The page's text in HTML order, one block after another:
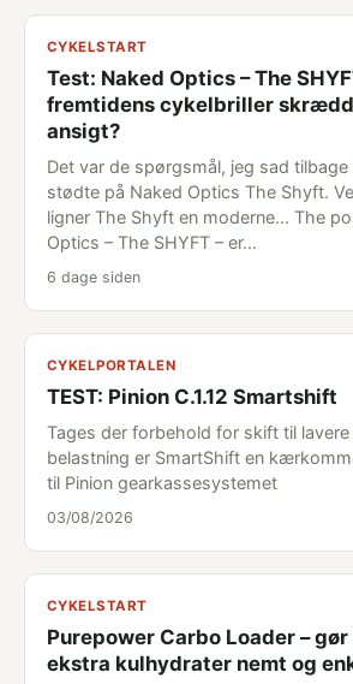
CYKELSTART
Test: Naked Optics – The
fremtidens cykelbriller
ansigt?
Det var de spørgsmål, jeg sad tilbage
stødte på Naked Optics The Shyft.
ligner The Shyft en moderne... The
Optics – The SHYFT – er…
6 dage siden
CYKELPORTALEN
TEST: Pinion C.1.12 Smartshift
Tages der forbehold for skift til lavere
belastning er SmartShift en
til Pinion gearkassesystemet
03/08/2026
CYKELSTART
Purepower Carbo Loader –
ekstra kulhydrater nemt og